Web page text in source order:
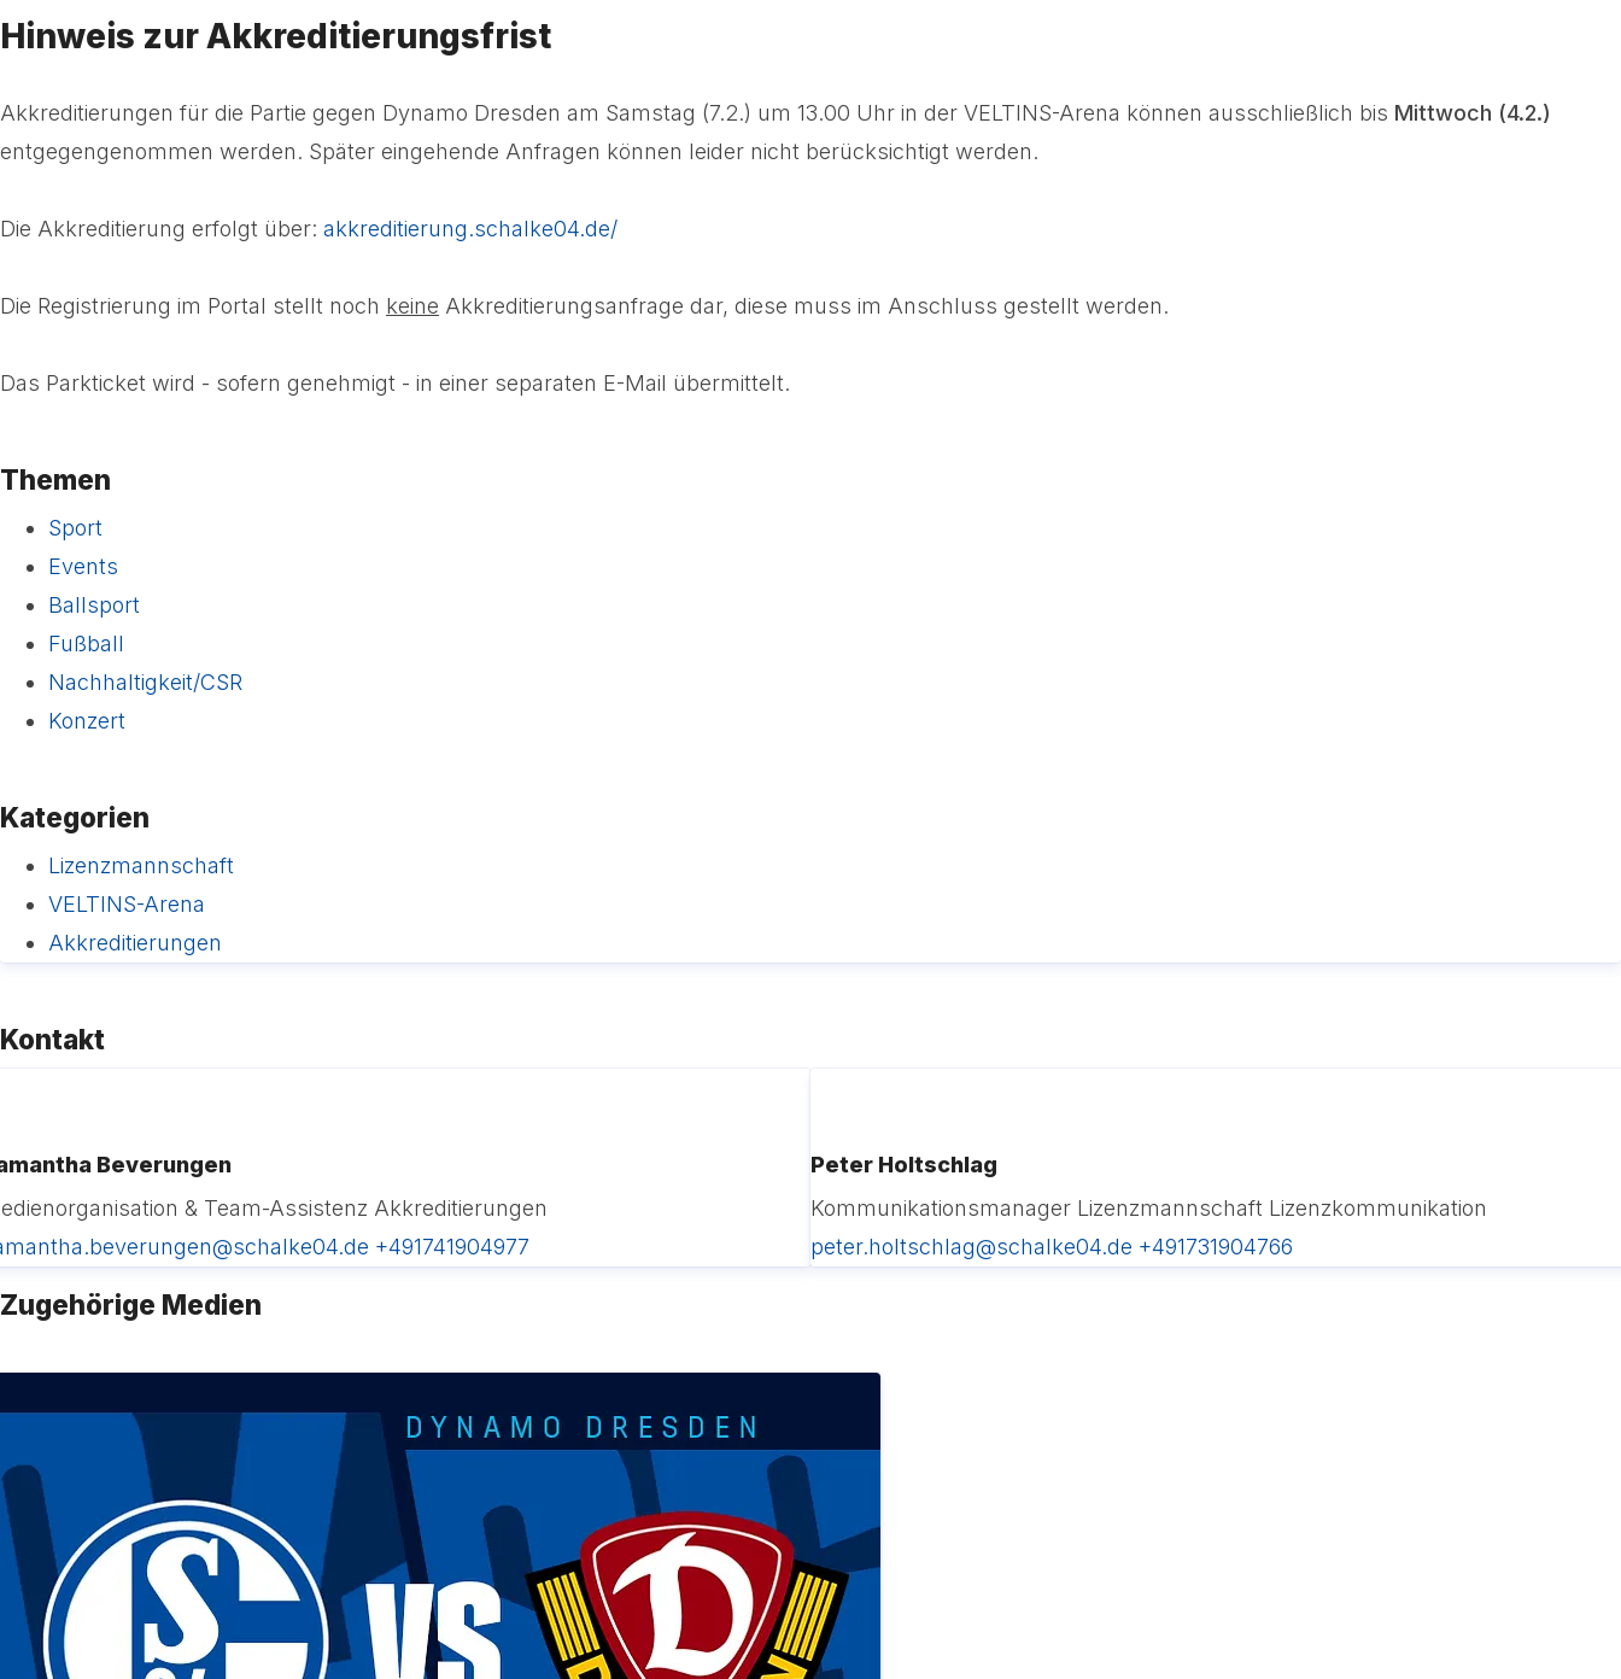
Hinweis zur Akkreditierungsfrist
Akkreditierungen für die Partie gegen Dynamo Dresden am Samstag (7.2.) um 13.00 Uhr in der VELTINS-Arena können ausschließlich bis Mittwoch (4.2.)
entgegengenommen werden. Später eingehende Anfragen können leider nicht berücksichtigt werden.
Die Akkreditierung erfolgt über: akkreditierung.schalke04.de/
Die Registrierung im Portal stellt noch keine Akkreditierungsanfrage dar, diese muss im Anschluss gestellt werden.
Das Parkticket wird - sofern genehmigt - in einer separaten E-Mail übermittelt.
Themen
Sport
Events
Ballsport
Fußball
Nachhaltigkeit/CSR
Konzert
Kategorien
Lizenzmannschaft
VELTINS-Arena
Akkreditierungen
Kontakt
Beverungen
& Team-Assistenz Akkreditierungen
+491741904977
Peter Holtschlag
Kommunikationsmanager Lizenzmannschaft Lizenzkommunikation
peter.holtschlag@schalke04.de +491731904766
Zugehörige Medien